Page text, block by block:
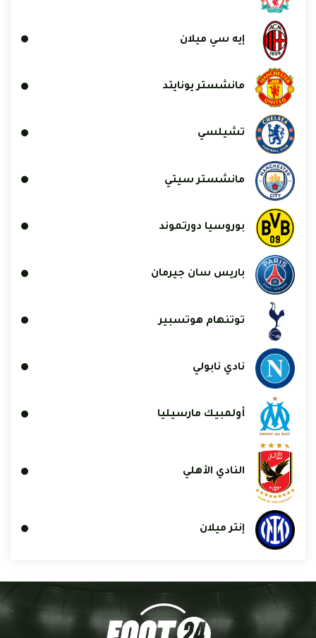
إيه سي ميلان
مانشستر يونايتد
تشيلسي
مانشستر سيتي
بوروسيا دورتموند
باريس سان جيرمان
توتنهام هوتسبير
نادي نابولي
أولمبيك مارسيليا
النادي الأهلي
إنتر ميلان